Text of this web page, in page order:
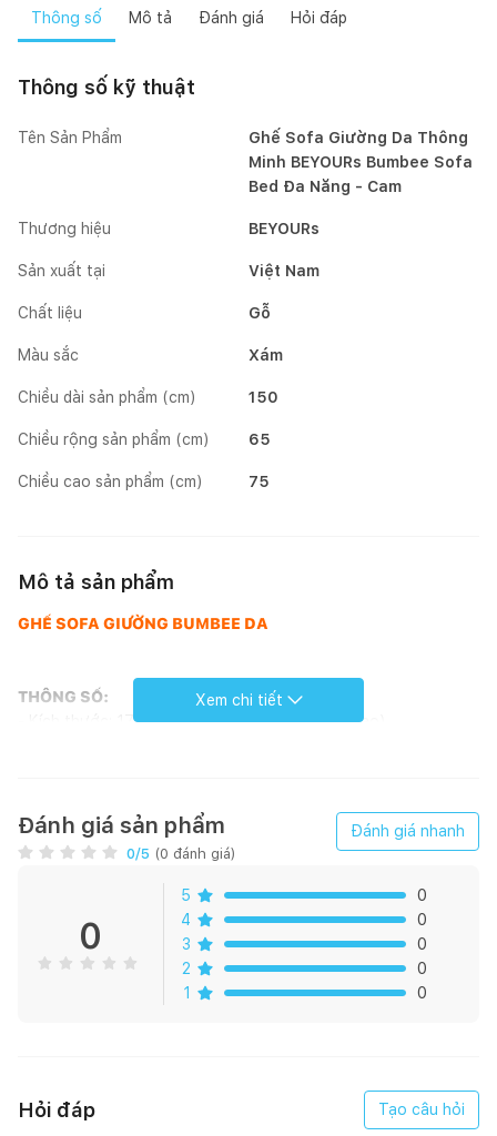
Thông số Mô tả Đánh giá Hỏi đáp
Thông số kỹ thuật
Tên Sản Phẩm
Ghế Sofa Giường Da Thông
Minh BEYOURs Bumbee Sofa
Bed Đa Năng - Cam
Thương hiệu BEYOURs
Sản xuất tại Việt Nam
Chất liệu Gỗ
Màu sắc Xám
Chiều dài sản phẩm (cm) 150
Chiều rộng sản phẩm (cm) 65
Chiều cao sản phẩm (cm) 75
Mô tả sản phẩm
GHẾ SOFA GIƯỜNG BUMBEE DA
THÔNG SỐ:
- Kích thước: 170 x 80 x 75 cm (Dài x Rộng x Cao)
Da Simili chống thấm nước rất tốt Sử dụng Da Simili góp phần
bảo vệ động vật.
Xem chi tiết
Đánh giá sản phẩm
0/5 (0 đánh giá)
Đánh giá nhanh
0
5
0
4
0
3
0
2
0
1
0
Hỏi đáp Tạo câu hỏi